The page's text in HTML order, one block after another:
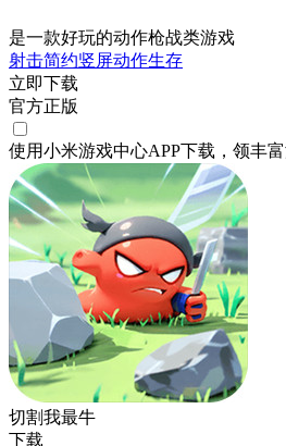
是一款好玩的动作枪战类游戏
射击简约竖屏动作生存
立即下载
官方正版
使用小米游戏中心APP下载 ，领丰
切割我最牛
下载